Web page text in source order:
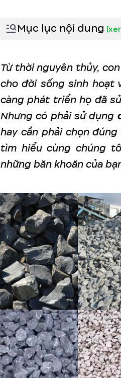
Mục lục nội dung [
Từ thời nguyên thủy,
cho đời sống sinh hoạt
càng phát triển họ đã
Nhưng có phải sử dụng
hay cần phải chọn
tìm hiểu cùng chúng
những băn khoăn của